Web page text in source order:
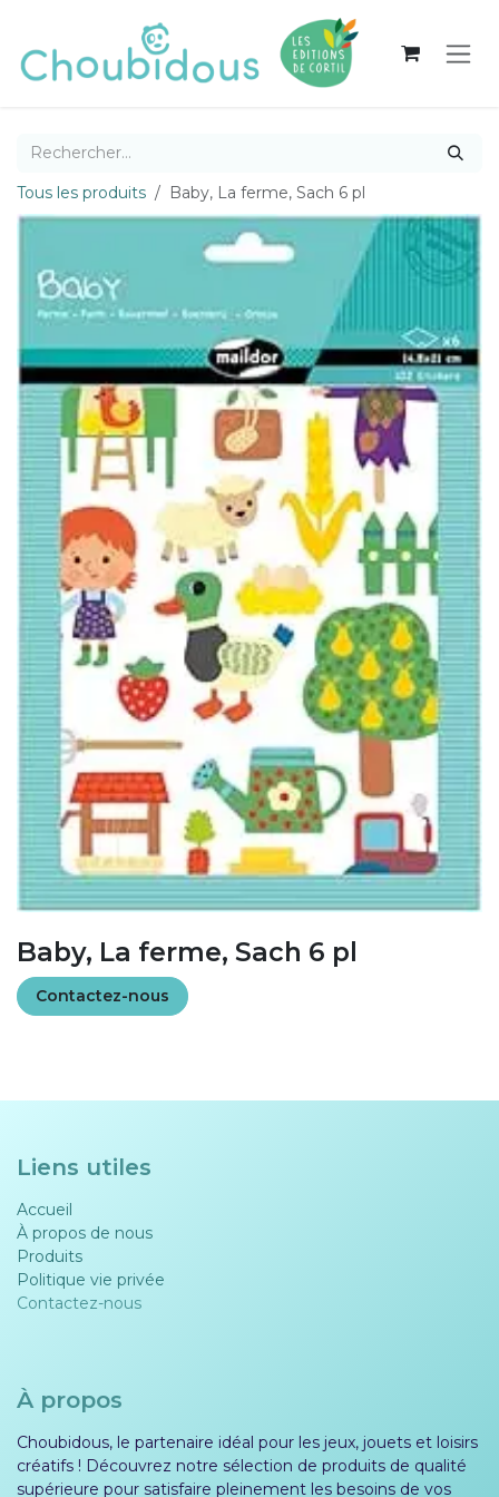
Tous les produits Baby, La ferme, Sach 6 pl
Baby, La ferme, Sach 6 pl
Contactez-nous
Liens utiles
Accueil
À propos de nous
Produits
Politique vie privée​​
Contactez-nous
À propos
Choubidous, le partenaire idéal pour les jeux, jouets et loisirs
créatifs ! Découvrez notre sélection de produits de qualité
supérieure pour satisfaire pleinement les besoins de vos